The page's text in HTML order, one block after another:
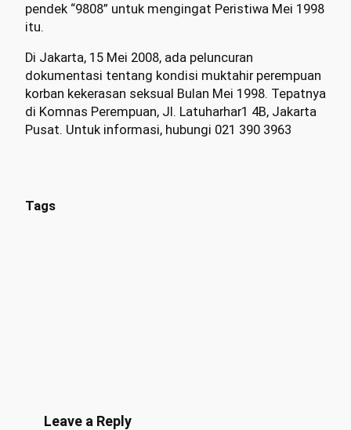
pendek “9808” untuk mengingat Peristiwa Mei 1998
itu.
Di Jakarta, 15 Mei 2008, ada peluncuran
dokumentasi tentang kondisi muktahir perempuan
korban kekerasan seksual Bulan Mei 1998. Tepatnya
di Komnas Perempuan, Jl. Latuharhar1 4B, Jakarta
Pusat. Untuk informasi, hubungi 021 390 3963
Tags
Leave a Reply